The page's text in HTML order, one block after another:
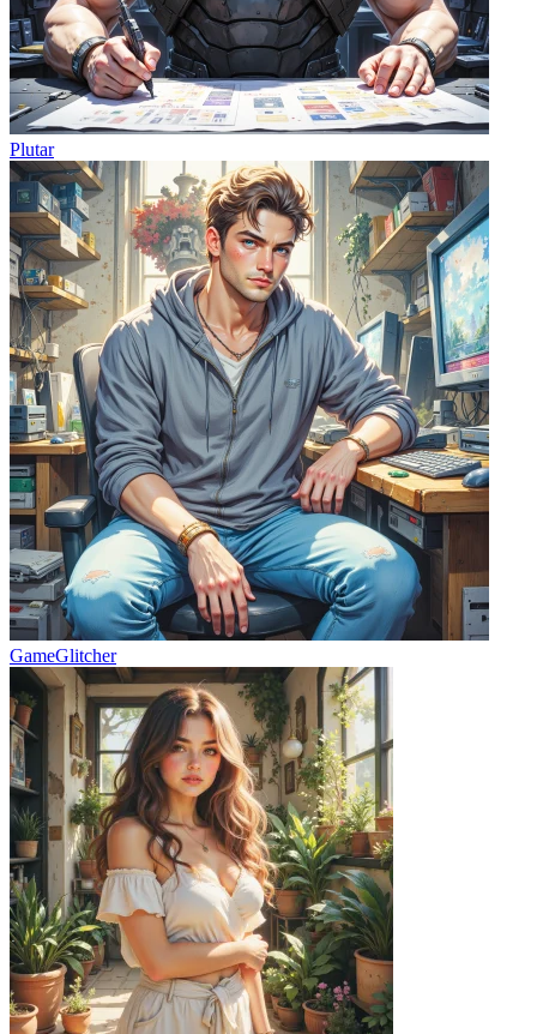
Plutar
GameGlitcher